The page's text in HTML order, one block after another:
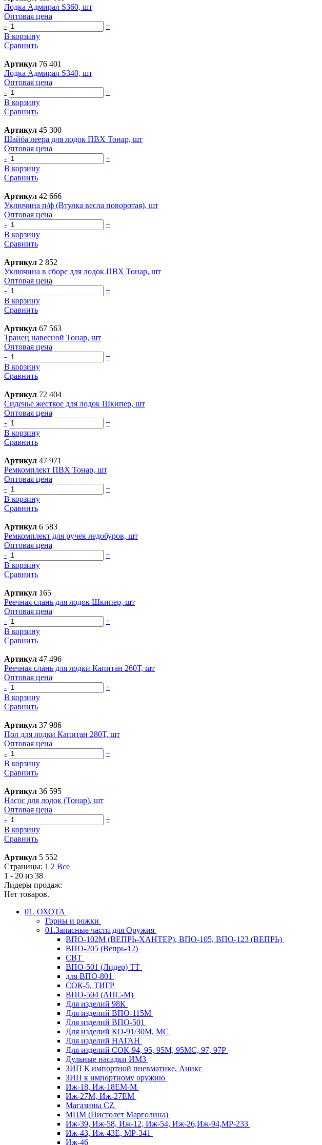
Лодка Адмирал S360, шт
Оптовая цена
-
+
В корзину
Сравнить
Артикул 76 401
Лодка Адмирал S340, шт
Оптовая цена
-
+
В корзину
Сравнить
Артикул 45 300
Шайба леера для лодок ПВХ Тонар, шт
Оптовая цена
-
+
В корзину
Сравнить
Артикул 42 666
Уключина п/ф (Втулка весла поворотая), шт
Оптовая цена
-
+
В корзину
Сравнить
Артикул 2 852
Уключина в сборе для лодок ПВХ Тонар, шт
Оптовая цена
-
+
В корзину
Сравнить
Артикул 67 563
Транец навесной Тонар, шт
Оптовая цена
-
+
В корзину
Сравнить
Артикул 72 404
Сиденье жесткое для лодок Шкипер, шт
Оптовая цена
-
+
В корзину
Сравнить
Артикул 47 971
Ремкомплект ПВХ Тонар, шт
Оптовая цена
-
+
В корзину
Сравнить
Артикул 6 583
Ремкомплект для ручек ледобуров, шт
Оптовая цена
-
+
В корзину
Сравнить
Артикул 165
Реечная слань для лодок Шкипер, шт
Оптовая цена
-
+
В корзину
Сравнить
Артикул 47 496
Реечная слань для лодки Капитан 260Т, шт
Оптовая цена
-
+
В корзину
Сравнить
Артикул 37 986
Пол для лодки Капитан 280Т, шт
Оптовая цена
-
+
В корзину
Сравнить
Артикул 36 595
Насос для лодок (Тонар), шт
Оптовая цена
-
+
В корзину
Сравнить
Артикул 5 552
Страницы: 1 2 Все
1 - 20 из 38
Лидеры продаж:
Нет товаров.
01. ОХОТА
Горны и рожки
01.Запасные части для Оружия
ВПО-102М (ВЕПРЬ-ХАНТЕР), ВПО-105, ВПО-123 (ВЕПРЬ)
ВПО-205 (Вепрь-12)
СВТ
ВПО-501 (Лидер) ТТ
для ВПО-801
СОК-5, ТИГР
ВПО-504 (АПС-М)
Для изделий 98К
Для изделий ВПО-115М
Для изделий ВПО-501
Для изделий КО-91/30М, МС
Для изделий НАГАН
Для изделий СОК-94, 95, 95М, 95МС, 97, 97Р
Дульные насадки ИМЗ
ЗИП К импортной пневматике, Аникс
ЗИП к импортному оружию
Иж-18, Иж-18ЕМ-М
Иж-27М, Иж-27ЕМ
Магазины CZ
МЦМ (Пистолет Марголина)
Иж-39, Иж-58, Иж-12, Иж-54, Иж-26,Иж-94,МР-233
Иж-43, Иж-43Е, МР-341
Иж-46